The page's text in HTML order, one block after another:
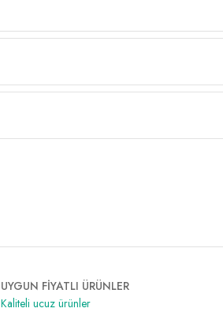
UYGUN FİYATLI ÜRÜNLER
Kaliteli ucuz ürünler